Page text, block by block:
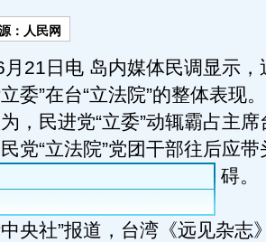
： 人民网
日电 岛内媒体民调显示，
委”在台“立法院”的整体表现
，民进党“立委”动辄霸占主席
党“立法院”党团干部往后应
碍。
社”报道，台湾《远见杂志